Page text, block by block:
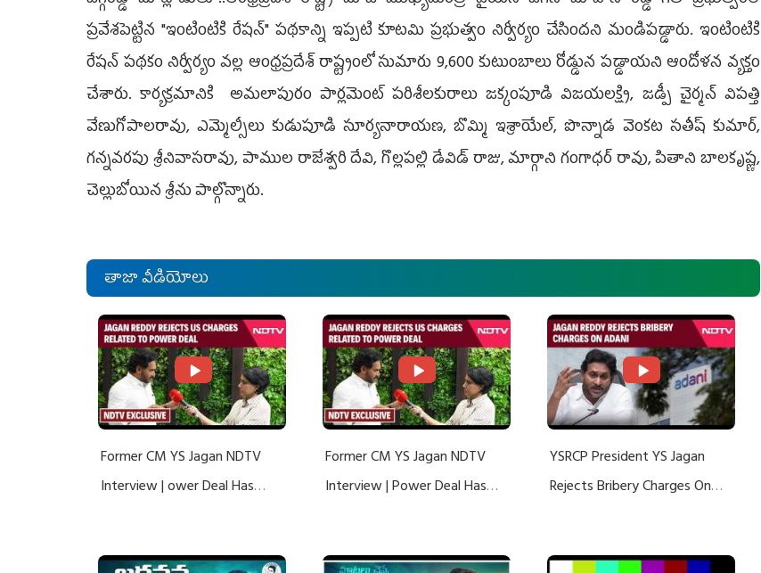
ప్రవేశపెట్టిన "ఇంటింటికి రేషన్" పథకాన్ని ఇప్పటి కూటమి ప్రభుత్వం నిర్వీర్యం చేసింద‌ని మండిప‌డ్డారు. ఇంటింటికి
రేషన్ పథకం నిర్వీర్యం వల్ల ఆంధ్రప్రదేశ్ రాష్ట్రంలో సుమారు 9,600 కుటుంబాలు రోడ్డున పడ్డాయ‌ని ఆందోళ‌న వ్య‌క్తం
చేశారు. కార్యక్రమానికి అమలాపురం పార్ల‌మెంట్‌ పరిశీలకురాలు జక్కంపూడి విజయలక్ష్మి, జడ్పీ చైర్మన్ విపత్తి
వేణుగోపాలరావు, ఎమ్మెల్సీలు కుడుపూడి సూర్యనారాయణ, బొమ్మి ఇశ్రాయేల్, పొన్నాడ వెంకట సతీష్ కుమార్,
గన్నవరపు శ్రీనివాసరావు, పాముల రాజేశ్వరి దేవి, గొల్లపల్లి డేవిడ్ రాజు, మార్గాని గంగాధర్ రావు, పితాని బాలకృష్ణ,
చెల్లుబోయిన శ్రీను పాల్గొన్నారు.
తాజా వీడియోలు
Former CM YS Jagan NDTV
Interview | ower Deal Has
Former CM YS Jagan NDTV
Interview | Power Deal Has
YSRCP President YS Jagan
Rejects Bribery Charges On